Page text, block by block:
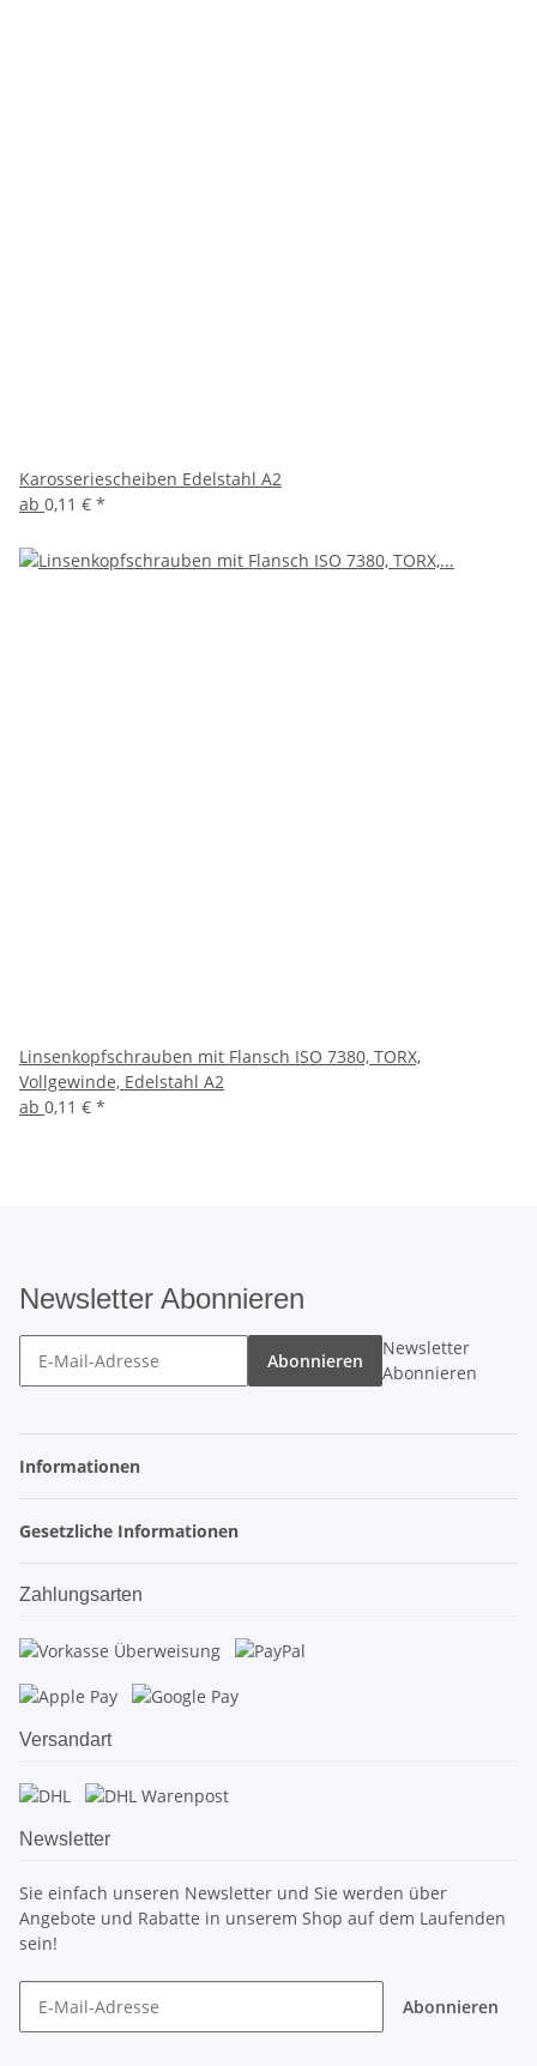
Karosseriescheiben Edelstahl A2
ab 0,11 € *
Linsenkopfschrauben mit Flansch ISO 7380, TORX,
Vollgewinde, Edelstahl A2
ab 0,11 € *
Newsletter Abonnieren
Abonnieren
Newsletter
Abonnieren
Informationen
Gesetzliche Informationen
Zahlungsarten
Versandart
Newsletter
Sie einfach unseren Newsletter und Sie werden über
Angebote und Rabatte in unserem Shop auf dem Laufenden
sein!
Abonnieren